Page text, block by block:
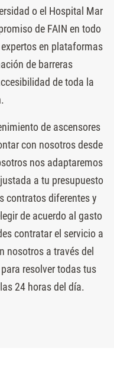
o el Hospital Mar
de FAIN en todo
en plataformas
de barreras
de toda la
de ascensores
con nosotros desde
nos adaptaremos
a tu presupuesto
contratos diferentes y
de acuerdo al gasto
contratar el servicio a
nosotros a través del
resolver todas tus
24 horas del día.